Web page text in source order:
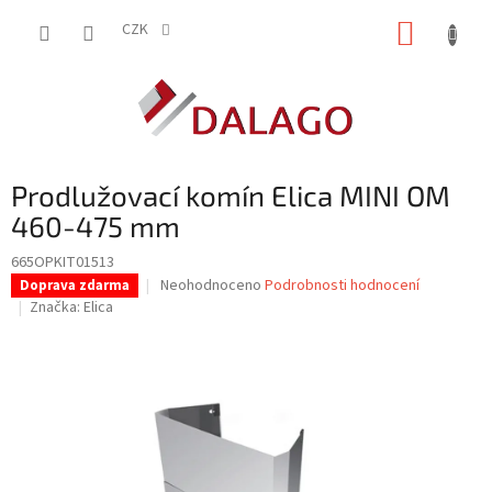
CZK
Prodlužovací komín Elica MINI OM
460-475 mm
665OPKIT01513
Doprava zdarma
Průměrné
5
hvězdiček.
Neohodnoceno Podrobnosti hodnocení
Značka: Elica